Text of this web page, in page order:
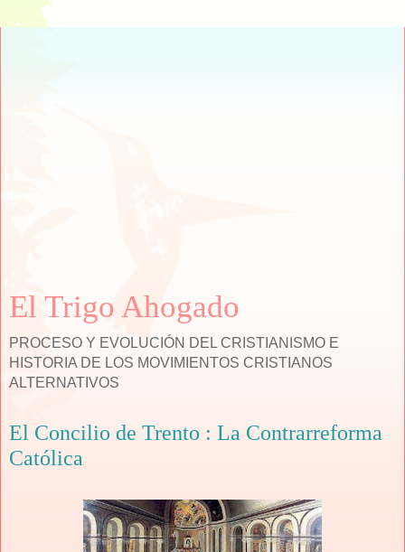
El Trigo Ahogado
PROCESO Y EVOLUCIÓN DEL CRISTIANISMO E
HISTORIA DE LOS MOVIMIENTOS CRISTIANOS
ALTERNATIVOS
El Concilio de Trento : La Contrarreforma
Católica